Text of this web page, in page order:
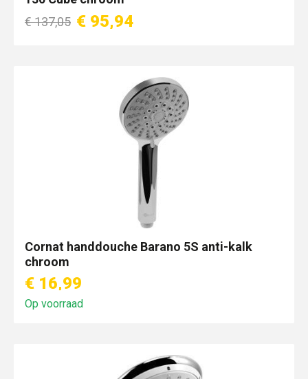
€ 137,05 € 95,94
Cornat handdouche Barano 5S anti-kalk
chroom
€ 16,99
Op voorraad